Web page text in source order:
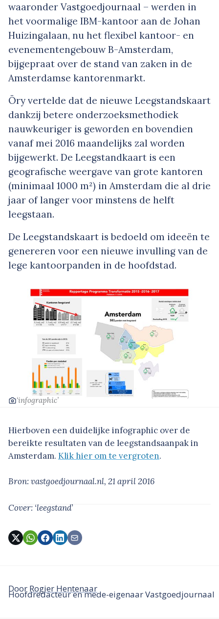
waaronder Vastgoedjournaal – werden in
het voormalige IBM-kantoor aan de Johan
Huizingalaan, nu het flexibel kantoor- en
evenementengebouw B-Amsterdam,
bijgepraat over de stand van zaken in de
Amsterdamse kantorenmarkt.
Öry vertelde dat de nieuwe Leegstandskaart
dankzij betere onderzoeksmethodiek
nauwkeuriger is geworden en bovendien
vanaf mei 2016 maandelijks zal worden
bijgewerkt. De Leegstandkaart is een
geografische weergave van grote kantoren
(minimaal 1000 m²) in Amsterdam die al drie
jaar of langer voor minstens de helft
leegstaan.
De Leegstandskaart is bedoeld om ideeën te
genereren voor een nieuwe invulling van de
lege kantoorpanden in de hoofdstad.
‘infographic’
Hierboven een duidelijke infographic over de
bereikte resultaten van de leegstandsaanpak in
Amsterdam. Klik hier om te vergroten.
Bron: vastgoedjournaal.nl, 21 april 2016
Cover: ‘leegstand’
Door Rogier Hentenaar
Hoofdredacteur en mede-eigenaar Vastgoedjournaal